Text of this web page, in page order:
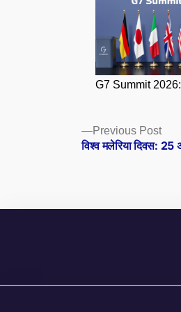
G7 Summit
Posts
navigation
Previous Post
विश्व मलेरिया दिवस: 25